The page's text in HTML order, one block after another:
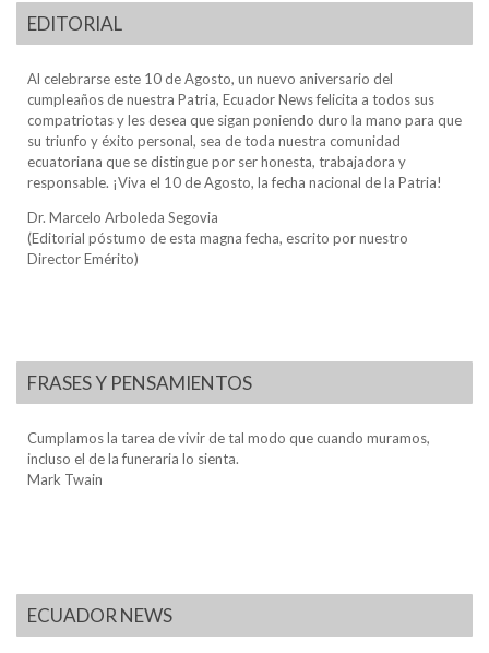
EDITORIAL
Al celebrarse este 10 de Agosto, un nuevo aniversario del
cumpleaños de nuestra Patria, Ecuador News felicita a todos sus
compatriotas y les desea que sigan poniendo duro la mano para que
su triunfo y éxito personal, sea de toda nuestra comunidad
ecuatoriana que se distingue por ser honesta, trabajadora y
responsable. ¡Viva el 10 de Agosto, la fecha nacional de la Patria!
Dr. Marcelo Arboleda Segovia
(Editorial póstumo de esta magna fecha, escrito por nuestro
Director Emérito)
FRASES Y PENSAMIENTOS
Cumplamos la tarea de vivir de tal modo que cuando muramos,
incluso el de la funeraria lo sienta.
Mark Twain
ECUADOR NEWS